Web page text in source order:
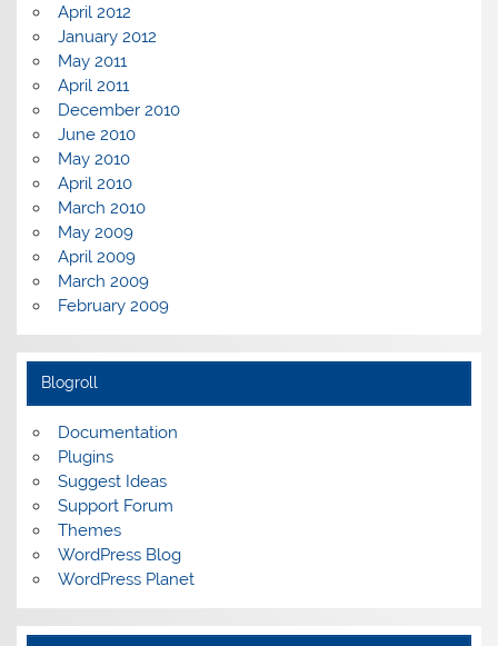
April 2012
January 2012
May 2011
April 2011
December 2010
June 2010
May 2010
April 2010
March 2010
May 2009
April 2009
March 2009
February 2009
Blogroll
Documentation
Plugins
Suggest Ideas
Support Forum
Themes
WordPress Blog
WordPress Planet